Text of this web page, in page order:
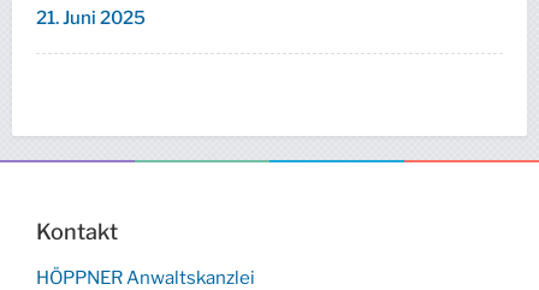
21. Juni 2025
Kontakt
HÖPPNER Anwaltskanzlei